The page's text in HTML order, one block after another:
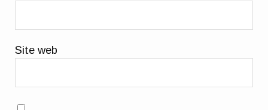
Site web